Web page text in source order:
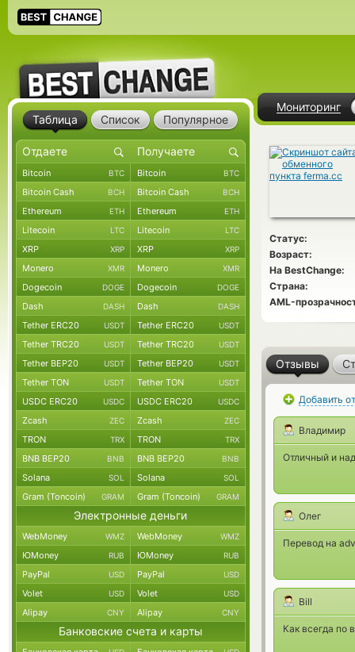
Мониторинг
Статус:
Возраст:
На BestChange:
Страна:
AML-
Отзывы
Добавить
Владимир
Отличный и
Олег
Перевод на
Bill
Как всегда по
Таблица Список Популярное
Bitcoin BTC Bitcoin BTC
Bitcoin Cash BCH Bitcoin Cash BCH
Ethereum ETH Ethereum ETH
Litecoin LTC Litecoin LTC
XRP XRP XRP XRP
Monero XMR Monero XMR
Dogecoin DOGE Dogecoin DOGE
Dash DASH Dash DASH
Tether ERC20 USDT Tether ERC20 USDT
Tether TRC20 USDT Tether TRC20 USDT
Tether BEP20 USDT Tether BEP20 USDT
Tether TON USDT Tether TON USDT
USDC ERC20 USDC USDC ERC20 USDC
Zcash ZEC Zcash ZEC
TRON TRX TRON TRX
BNB BEP20 BNB BNB BEP20 BNB
Solana SOL Solana SOL
Gram (Toncoin) GRAM Gram (Toncoin) GRAM
Электронные деньги
WebMoney WMZ WebMoney WMZ
ЮMoney RUB ЮMoney RUB
PayPal USD PayPal USD
Volet USD Volet USD
Alipay CNY Alipay CNY
Банковские счета и карты